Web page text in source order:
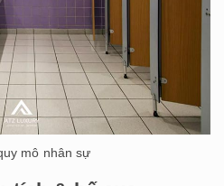
mô nhân sự